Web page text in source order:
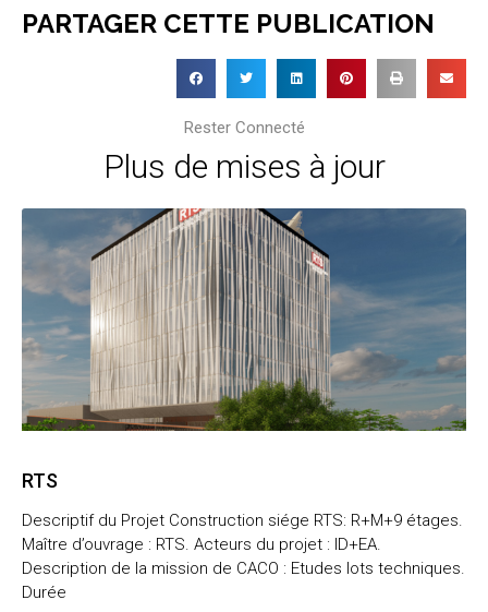
PARTAGER CETTE PUBLICATION
Rester Connecté
Plus de mises à jour
RTS
Descriptif du Projet Construction siége RTS: R+M+9 étages.
Maître d’ouvrage : RTS. Acteurs du projet : ID+EA.
Description de la mission de CACO : Etudes lots techniques.
Durée